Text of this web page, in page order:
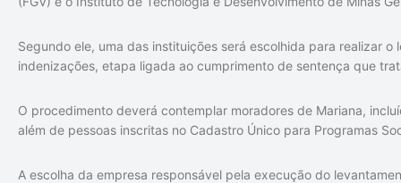
Segundo ele, uma das instituições será escolhida para realizar
indenizações, etapa ligada ao cumprimento de sentença que
O procedimento deverá contemplar moradores de Mariana,
além de pessoas inscritas no Cadastro Único para Programas
A escolha da empresa responsável pela execução do